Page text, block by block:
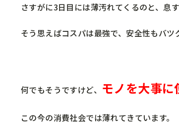
さすがに3日目には薄汚れてくるのと、息
そう思えばコスパは最強で、安全性もバツ
何でもそうですけど、 モノを大事に
この今の消費社会では薄れてきています。